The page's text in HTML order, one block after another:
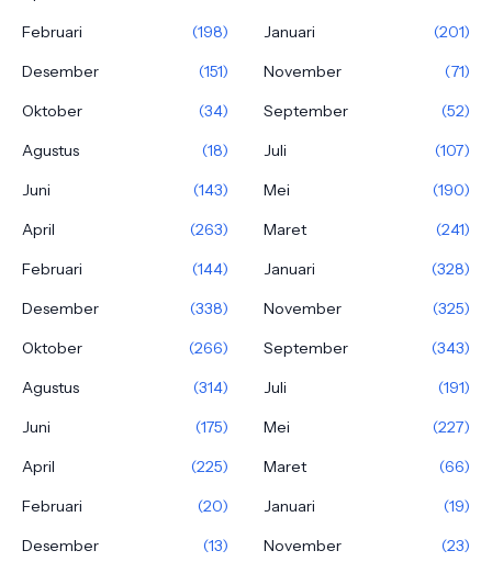
Februari
(198) Januari
(201)
Desember
(151) November
(71)
Oktober
(34) September
(52)
Agustus
(18) Juli
(107)
Juni
(143) Mei
(190)
April
(263) Maret
(241)
Februari
(144) Januari
(328)
Desember
(338) November
(325)
Oktober
(266) September
(343)
Agustus
(314) Juli
(191)
Juni
(175) Mei
(227)
April
(225) Maret
(66)
Februari
(20) Januari
(19)
Desember
(13) November
(23)